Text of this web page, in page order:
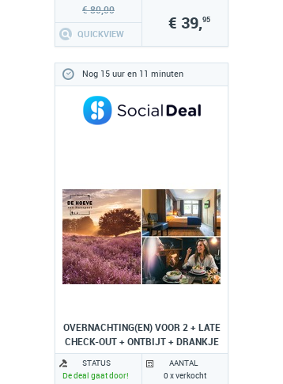
€ 80,00
QUICKVIEW
€ 39,95
Nog 15 uur en 11 minuten
OVERNACHTING(EN) VOOR 2 + LATE
CHECK-OUT + ONTBIJT + DRANKJE
STATUS
De deal gaat door!
AANTAL
0 x verkocht